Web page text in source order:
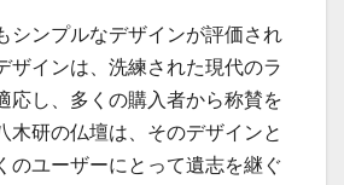
シンプルなデザインが評価され
ザインは、洗練された現代のラ
応し、多くの購入者から称賛を
木研の仏壇は、そのデザインと
のユーザーにとって遺志を継ぐ